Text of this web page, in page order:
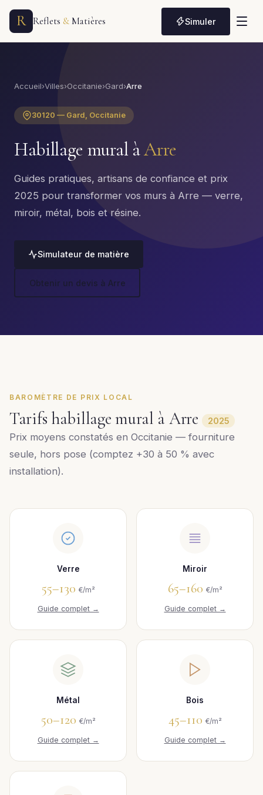
R Reflets &Matières Simuler
Accueil›Villes›Occitanie›Gard›Arre
30120 — Gard, Occitanie
Habillage mural àArre
Guides pratiques, artisans de confiance et prix
2025 pour transformer vos murs à Arre — verre,
miroir, métal, bois et résine.
Simulateur de matière
Obtenir un devis à Arre
BAROMÈTRE DE PRIX LOCAL
Tarifs habillage mural à Arre 2025
Prix moyens constatés en Occitanie — fourniture
seule, hors pose (comptez +30 à 50 % avec
installation).
Verre
55–130 €/m²
Guide complet →
Miroir
65–160 €/m²
Guide complet →
Métal
50–120 €/m²
Guide complet →
Bois
45–110 €/m²
Guide complet →